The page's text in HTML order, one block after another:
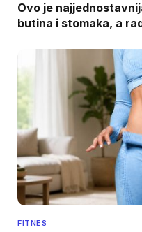
Ovo je
butina i stomaka, a
FITNES